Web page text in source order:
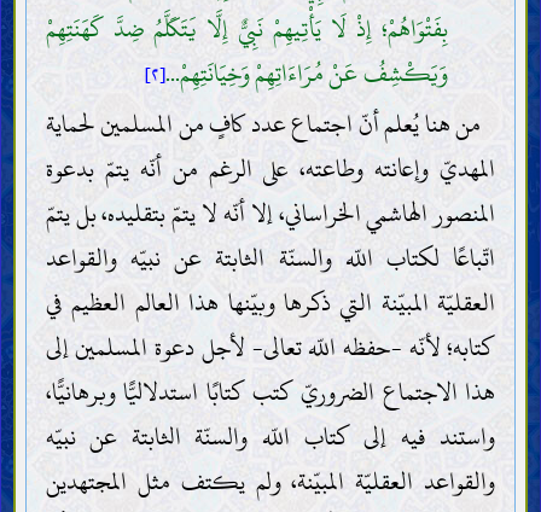
بِفَتْوَاهُمْ؛ إِذْ لَا يَأْتِيهِمْ نَبِيٌّ إِلَّا يَتَكَلَّمُ ضِدَّ كَهَنَتِهِمْ
وَيَكْشِفُ عَنْ مُرَاءَاتِهِمْ وَخِيَانَتِهِمْ...[٢]
من هنا يُعلم أنّ اجتماع عدد كافٍ من المسلمين لحماية
المهديّ وإعانته وطاعته، على الرغم من أنّه يتمّ بدعوة
المنصور الهاشمي الخراساني، إلا أنّه لا يتمّ بتقليده، بل يتمّ
اتّباعًا لكتاب اللّه والسنّة الثابتة عن نبيّه والقواعد
العقليّة المبيّنة التي ذكرها وبيّنها هذا العالم العظيم في
كتابه؛ لأنّه -حفظه اللّه تعالى- لأجل دعوة المسلمين إلى
هذا الاجتماع الضروريّ كتب كتابًا استدلاليًّا وبرهانيًّا،
واستند فيه إلى كتاب اللّه والسنّة الثابتة عن نبيّه
والقواعد العقليّة المبيّنة، ولم يكتف مثل المجتهدين